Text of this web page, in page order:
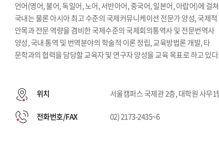
언어(영어, 불어, 독일어, 노어, 서반아어, 중국어, 일본어, 아랍어)에 걸쳐
국내는 물론 아시아 최고 수준의 국제커뮤니케이션 전문가 양성, 국제적
안목과 전문 역량을 겸비한 국제수준의 국제회의통역사 및 전문번역사
양성, 국내 통역 및 번역분야의 학술적 이론 정립, 교육방법론 개발, 타
문학과의 협력을 담당할 교육자 및 연구자 양성을 교육 목표로 하고 있
위치 서울캠퍼스 국제관 2층, 대학원 사무1
전화번호/FAX 02) 2173-2435~6